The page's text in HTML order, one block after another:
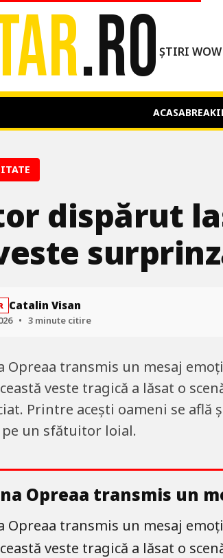
.RO ȘTIRI
ACASA
dispărut
Catalin Visan
• 3 minute citire
Opreaa transmis un mesaj
veste tragică a lăsat o
Printre acești oameni se află
pe un sfătuitor loial.
Opreaa transmis un
Opreaa transmis un mesaj
veste tragică a lăsat o